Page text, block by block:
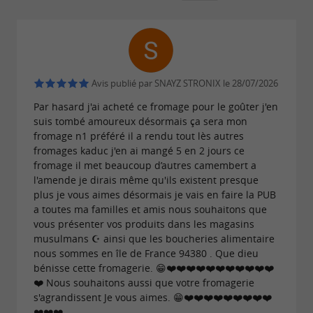
Une fabrication artisanale
Avec son atelier à taille humaine, la fromagerie
ETXALDIA à la capacité deproduire
uniquement en petite série.C'est cette
dimension qui permet d'offrir aux
consommateurs, des produits de qualité
réalisés avec soin par les 3 à 4 artisans laitiers
présents sur le site de fabrication.
Avis publié par SNAYZ STRONIX le 28/07/2026
Par hasard j'ai acheté ce fromage pour le goûter j'en
suis tombé amoureux désormais ça sera mon
fromage n1 préféré il a rendu tout lès autres
fromages kaduc j'en ai mangé 5 en 2 jours ce
fromage il met beaucoup d’autres camembert a
l'amende je dirais même qu'ils existent presque
plus je vous aimes désormais je vais en faire la PUB
a toutes ma familles et amis nous souhaitons que
vous présenter vos produits dans les magasins
musulmans ☪️ ainsi que les boucheries alimentaire
nous sommes en île de France 94380 . Que dieu
bénisse cette fromagerie. 😁❤️❤️❤️❤️❤️❤️❤️❤️❤️❤️❤️
❤️ Nous souhaitons aussi que votre fromagerie
s'agrandissent Je vous aimes. 😁❤️❤️❤️❤️❤️❤️❤️❤️❤️